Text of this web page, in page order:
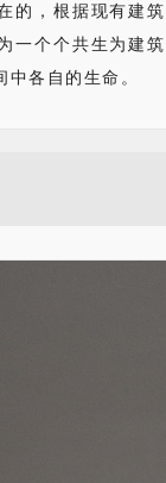
的，根据现有建
一个个共生为建
各自的生命。